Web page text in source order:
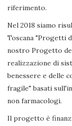
riferimento.
Nel 2018 siamo
Toscana "Progetti
nostro Progetto
realizzazione di
benessere e delle
fragile" basati
non farmacologi.
Il progetto è